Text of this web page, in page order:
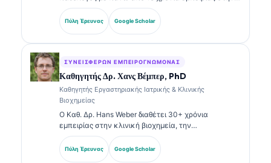
εργαστηριακή ιατρική και στην διαγνωστική
ανάλυση. Διαθέτει εξειδικευμένες πιστοποιήσεις
στην κλινική χημεία και έχει δημοσιεύσει εκτενώς
Πύλη Έρευνας Google Scholar
ΣΥΝΕΙΣΦΈΡΩΝ ΕΜΠΕΙΡΟΓΝΏΜΟΝΑΣ
Καθηγητής Δρ. Χανς Βέμπερ, PhD
Καθηγητής Εργαστηριακής Ιατρικής & Κλινικής
Βιοχημείας
Ο Καθ. Δρ. Hans Weber διαθέτει 30+ χρόνια
εμπειρίας στην κλινική βιοχημεία, την
εργαστηριακή ιατρική και την έρευνα βιοδεικτών.
Πρώην Πρόεδρος της Γερμανικής Εταιρείας Κλινικής
Χημείας, ειδικεύεται στην ανάλυση διαγνωστικών
Πύλη Έρευνας Google Scholar